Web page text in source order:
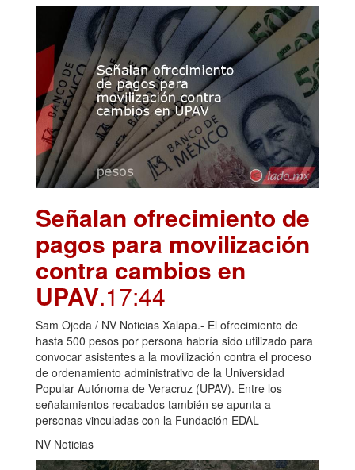
Señalan ofrecimiento de
pagos para movilización
contra cambios en
UPAV.17:44
Sam Ojeda / NV Noticias Xalapa.- El ofrecimiento de
hasta 500 pesos por persona habría sido utilizado para
convocar asistentes a la movilización contra el proceso
de ordenamiento administrativo de la Universidad
Popular Autónoma de Veracruz (UPAV). Entre los
señalamientos recabados también se apunta a
personas vinculadas con la Fundación EDAL
NV Noticias